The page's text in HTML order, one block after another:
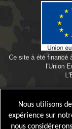
Ce site à été financé
l'Union
Nous utilisons
expérience sur
nous